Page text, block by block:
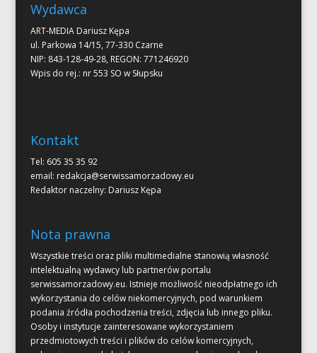
Wydawca
ART-MEDIA Dariusz Kępa
ul. Parkowa 14/15, 77-330 Czarne
NIP: 843-128-49-28, REGON: 771246920
Wpis do rej.: nr 553 SO w Słupsku
Kontakt
Tel: 605 35 35 92
email: redakcja@serwissamorzadowy.eu
Redaktor naczelny: Dariusz Kępa
Nota prawna
Wszystkie treści oraz pliki multimedialne stanowią własność
intelektualną wydawcy lub partnerów portalu
serwissamorzadowy.eu. Istnieje możliwość nieodpłatnego ich
wykorzystania do celów niekomercyjnych, pod warunkiem
podania źródła pochodzenia treści, zdjęcia lub innego pliku.
Osoby i instytucje zainteresowane wykorzystaniem
przedmiotowych treści i plików do celów komercyjnych,